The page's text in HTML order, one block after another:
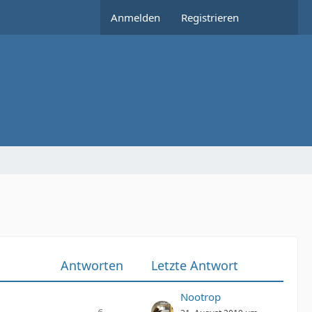
Anmelden Registrieren
Antworten Letzte Antwort
Nootrop